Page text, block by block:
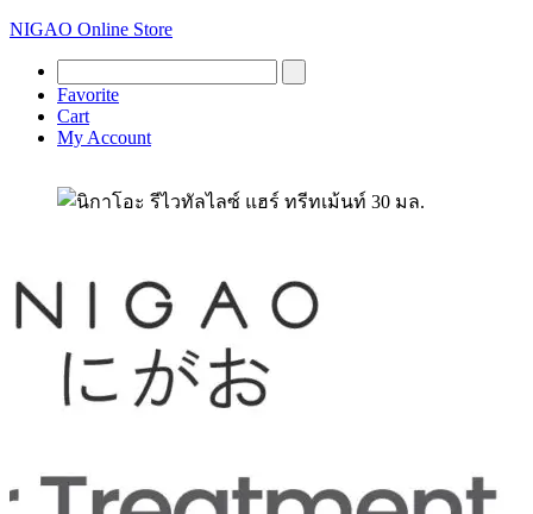
NIGAO Online Store
Favorite
Cart
My Account